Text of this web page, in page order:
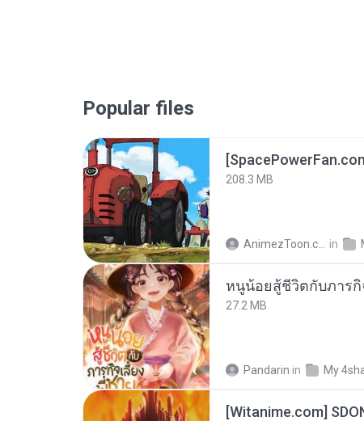
Popular files
208.3 MB
in
27.2 MB
Pandarin in My
[Witanime.com]